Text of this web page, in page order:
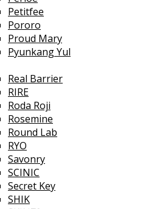
Petitfee
Pororo
Proud Mary
Pyunkang Yul
Real Barrier
RIRE
Roda Roji
Rosemine
Round Lab
RYO
Savonry
SCINIC
Secret Key
SHIK